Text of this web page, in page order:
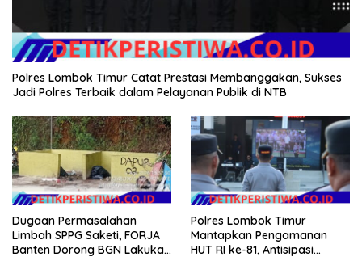
Polres Lombok Timur Catat Prestasi Membanggakan, Sukses
Jadi Polres Terbaik dalam Pelayanan Publik di NTB
Dugaan Permasalahan
Limbah SPPG Saketi, FORJA
Banten Dorong BGN Lakukan
Polres Lombok Timur
Mantapkan Pengamanan
HUT RI ke-81, Antisipasi